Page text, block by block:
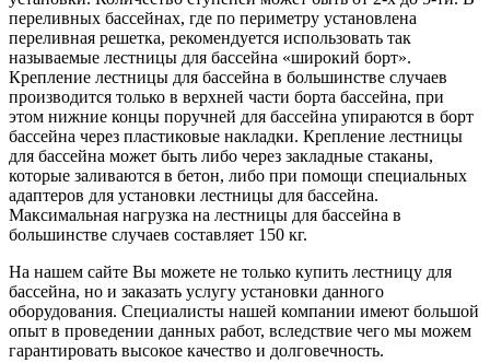
переливных бассейнах, где по периметру установлена
переливная решетка, рекомендуется использовать так
называемые лестницы для бассейна «широкий борт».
Крепление лестницы для бассейна в большинстве случаев
производится только в верхней части борта бассейна, при
этом нижние концы поручней для бассейна упираются в борт
бассейна через пластиковые накладки. Крепление лестницы
для бассейна может быть либо через закладные стаканы,
которые заливаются в бетон, либо при помощи специальных
адаптеров для установки лестницы для бассейна.
Максимальная нагрузка на лестницы для бассейна в
большинстве случаев составляет 150 кг.
На нашем сайте Вы можете не только купить лестницу для
бассейна, но и заказать услугу установки данного
оборудования. Специалисты нашей компании имеют большой
опыт в проведении данных работ, вследствие чего мы можем
гарантировать высокое качество и долговечность.